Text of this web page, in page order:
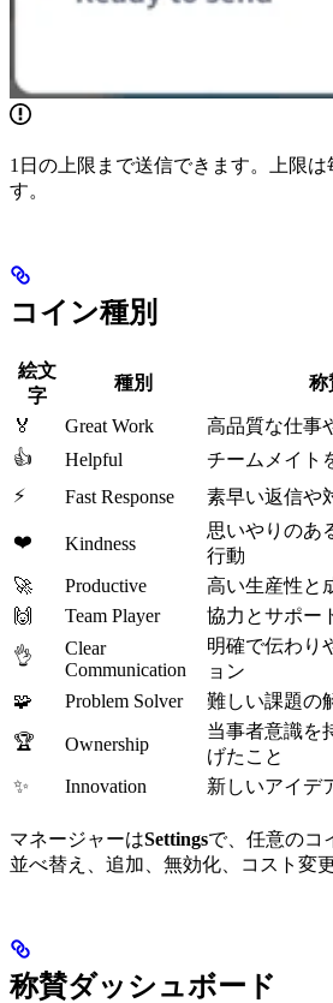
1日の上限まで送信できます。上限は
す。
コイン種別
絵文
字
種別 称
🏅 Great Work
高品質な仕事
👍
Helpful
チームメイト
⚡
Fast Response 素早い返信や
❤️ Kindness
思いやりのあ
行動
🚀
Productive
高い生産性と
🙌
Team Player
協力とサポー
👌
Clear
Communication
明確で伝わり
ョン
🧩
Problem Solver
難しい課題の
🏆
Ownership
当事者意識を
げたこと
✨
Innovation 新しいアイデ
マネージャーはSettingsで、任意のコ
並べ替え、追加、無効化、コスト変
称賛ダッシュボード